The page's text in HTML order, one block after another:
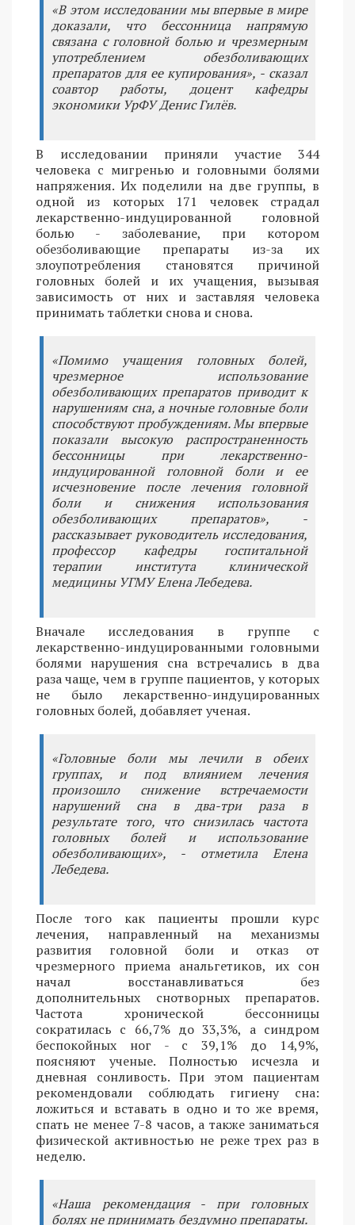
«В этом исследовании мы впервые в мире
доказали, что бессонница напрямую
связана с головной болью и чрезмерным
употреблением обезболивающих
препаратов для ее купирования», - сказал
соавтор работы, доцент кафедры
экономики УрФУ Денис Гилёв.
В исследовании приняли участие 344
человека с мигренью и головными болями
напряжения. Их поделили на две группы, в
одной из которых 171 человек страдал
лекарственно-индуцированной головной
болью - заболевание, при котором
обезболивающие препараты из-за их
злоупотребления становятся причиной
головных болей и их учащения, вызывая
зависимость от них и заставляя человека
принимать таблетки снова и снова.
«Помимо учащения головных болей,
чрезмерное использование
обезболивающих препаратов приводит к
нарушениям сна, а ночные головные боли
способствуют пробуждениям. Мы впервые
показали высокую распространенность
бессонницы при лекарственно-
индуцированной головной боли и ее
исчезновение после лечения головной
боли и снижения использования
обезболивающих препаратов», -
рассказывает руководитель исследования,
профессор кафедры госпитальной
терапии института клинической
медицины УГМУ Елена Лебедева.
Вначале исследования в группе с
лекарственно-индуцированными головными
болями нарушения сна встречались в два
раза чаще, чем в группе пациентов, у которых
не было лекарственно-индуцированных
головных болей, добавляет ученая.
«Головные боли мы лечили в обеих
группах, и под влиянием лечения
произошло снижение встречаемости
нарушений сна в два-три раза в
результате того, что снизилась частота
головных болей и использование
обезболивающих», - отметила Елена
Лебедева.
После того как пациенты прошли курс
лечения, направленный на механизмы
развития головной боли и отказ от
чрезмерного приема анальгетиков, их сон
начал восстанавливаться без
дополнительных снотворных препаратов.
Частота хронической бессонницы
сократилась с 66,7% до 33,3%, а синдром
беспокойных ног - с 39,1% до 14,9%,
поясняют ученые. Полностью исчезла и
дневная сонливость. При этом пациентам
рекомендовали соблюдать гигиену сна:
ложиться и вставать в одно и то же время,
спать не менее 7-8 часов, а также заниматься
физической активностью не реже трех раз в
неделю.
«Наша рекомендация - при головных
болях не принимать бездумно препараты.